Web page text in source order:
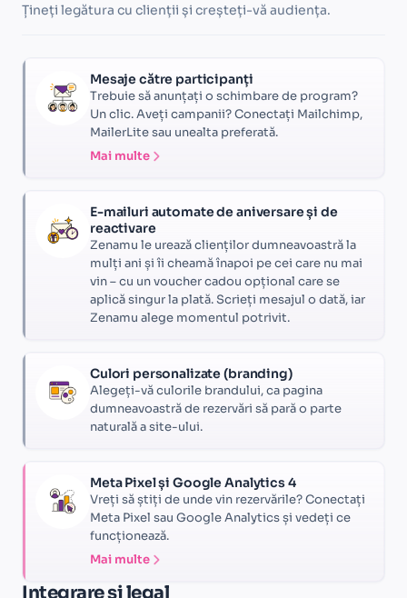
Țineți legătura cu clienții și creșteți-vă audiența.
Mesaje către participanți
Trebuie să anunțați o schimbare de program?
Un clic. Aveți campanii? Conectați Mailchimp,
MailerLite sau unealta preferată.
Mai multe
E-mailuri automate de aniversare și de
reactivare
Zenamu le urează clienților dumneavoastră la
mulți ani și îi cheamă înapoi pe cei care nu mai
vin – cu un voucher cadou opțional care se
aplică singur la plată. Scrieți mesajul o dată, iar
Zenamu alege momentul potrivit.
Culori personalizate (branding)
Alegeți-vă culorile brandului, ca pagina
dumneavoastră de rezervări să pară o parte
naturală a site-ului.
Meta Pixel și Google Analytics 4
Vreți să știți de unde vin rezervările? Conectați
Meta Pixel sau Google Analytics și vedeți ce
funcționează.
Mai multe
Integrare și legal